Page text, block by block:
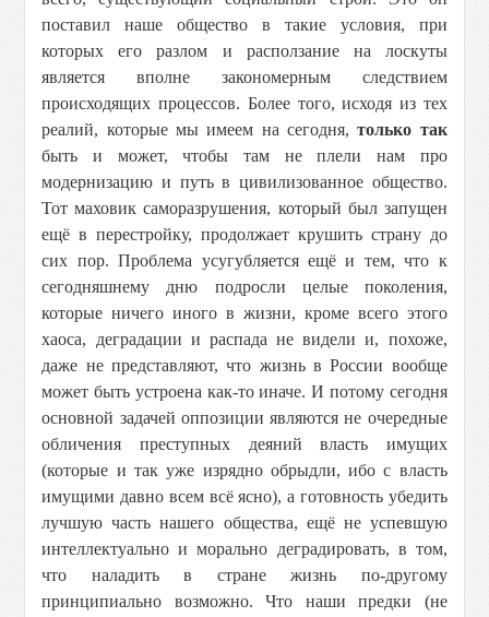
поставил наше общество в такие условия, при
которых его разлом и расползание на лоскуты
является вполне закономерным следствием
происходящих процессов. Более того, исходя из тех
реалий, которые мы имеем на сегодня,только так
быть и может, чтобы там не плели нам про
модернизацию и путь в цивилизованное общество.
Тот маховик саморазрушения, который был запущен
ещё в перестройку, продолжает крушить страну до
сих пор. Проблема усугубляется ещё и тем, что к
сегодняшнему дню подросли целые поколения,
которые ничего иного в жизни, кроме всего этого
хаоса, деградации и распада не видели и, похоже,
даже не представляют, что жизнь в России вообще
может быть устроена как-то иначе. И потому сегодня
основной задачей оппозиции являются не очередные
обличения преступных деяний власть имущих
(которые и так уже изрядно обрыдли, ибо с власть
имущими давно всем всё ясно), а готовность убедить
лучшую часть нашего общества, ещё не успевшую
интеллектуально и морально деградировать, в том,
что наладить в стране жизнь по-другому
принципиально возможно. Что наши предки (не